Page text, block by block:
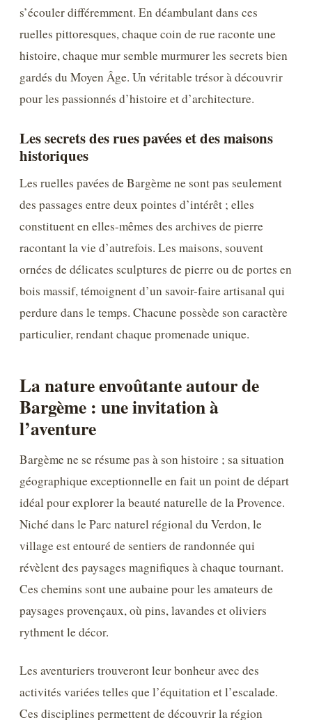
s’écouler différemment. En déambulant dans ces
ruelles pittoresques, chaque coin de rue raconte une
histoire, chaque mur semble murmurer les secrets bien
gardés du Moyen Âge. Un véritable trésor à découvrir
pour les passionnés d’histoire et d’architecture.
Les secrets des rues pavées et des maisons
historiques
Les ruelles pavées de Bargème ne sont pas seulement
des passages entre deux pointes d’intérêt ; elles
constituent en elles-mêmes des archives de pierre
racontant la vie d’autrefois. Les maisons, souvent
ornées de délicates sculptures de pierre ou de portes en
bois massif, témoignent d’un savoir-faire artisanal qui
perdure dans le temps. Chacune possède son caractère
particulier, rendant chaque promenade unique.
La nature envoûtante autour de
Bargème : une invitation à
l’aventure
Bargème ne se résume pas à son histoire ; sa situation
géographique exceptionnelle en fait un point de départ
idéal pour explorer la beauté naturelle de la Provence.
Niché dans le Parc naturel régional du Verdon, le
village est entouré de sentiers de randonnée qui
révèlent des paysages magnifiques à chaque tournant.
Ces chemins sont une aubaine pour les amateurs de
paysages provençaux, où pins, lavandes et oliviers
rythment le décor.
Les aventuriers trouveront leur bonheur avec des
activités variées telles que l’équitation et l’escalade.
Ces disciplines permettent de découvrir la région